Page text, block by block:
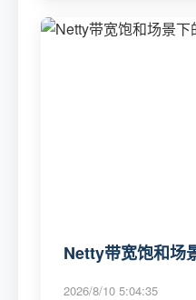
Netty带宽饱和场
2026/8/10 5:04:35